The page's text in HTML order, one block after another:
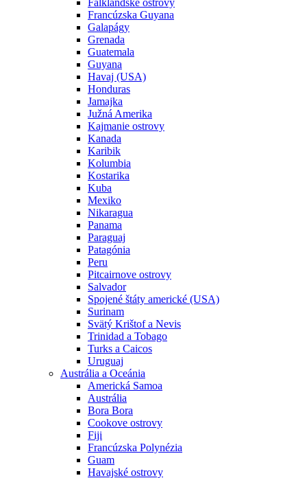
Falklandské ostrovy
Francúzska Guyana
Galapágy
Grenada
Guatemala
Guyana
Havaj (USA)
Honduras
Jamajka
Južná Amerika
Kajmanie ostrovy
Kanada
Karibik
Kolumbia
Kostarika
Kuba
Mexiko
Nikaragua
Panama
Paraguaj
Patagónia
Peru
Pitcairnove ostrovy
Salvador
Spojené štáty americké (USA)
Surinam
Svätý Krištof a Nevis
Trinidad a Tobago
Turks a Caicos
Uruguaj
Austrália a Oceánia
Americká Samoa
Austrália
Bora Bora
Cookove ostrovy
Fiji
Francúzska Polynézia
Guam
Havajské ostrovy